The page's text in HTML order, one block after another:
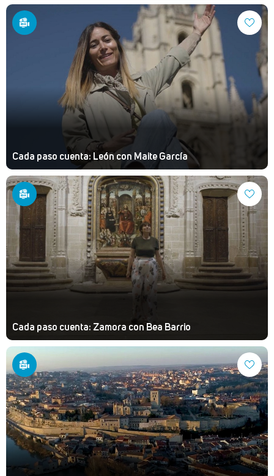
Cada paso cuenta: León con Maite García
Cada paso cuenta: Zamora con Bea Barrio